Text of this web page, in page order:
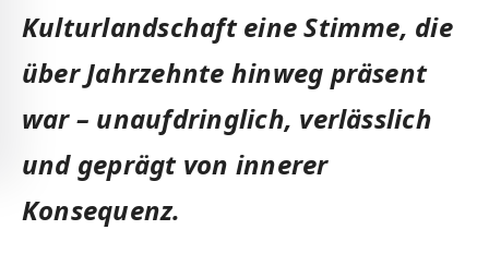
Kulturlandschaft eine Stimme, die
über Jahrzehnte hinweg präsent
war – unaufdringlich, verlässlich
und geprägt von innerer
Konsequenz.